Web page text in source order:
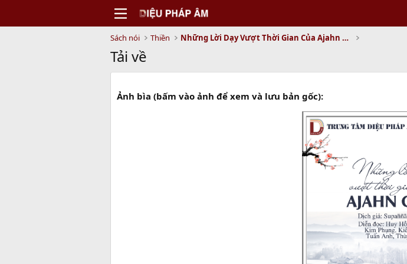
Sách nói Thiền Những Lời Dạy Vượt Thời Gian Của Ajahn Chah
Tải về
Ảnh bìa (bấm vào ảnh để xem và lưu bản gốc):